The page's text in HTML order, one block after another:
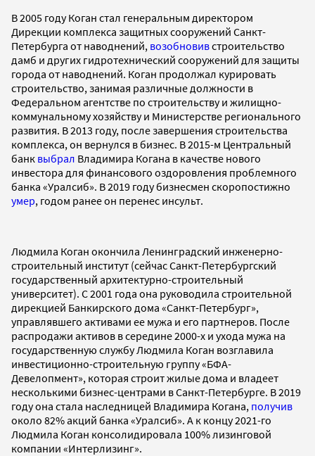
В 2005 году Коган стал генеральным директором
Дирекции комплекса защитных сооружений Санкт-
Петербурга от наводнений, возобновивстроительство
дамб и других гидротехнический сооружений для защиты
города от наводнений. Коган продолжал курировать
строительство, занимая различные должности в
Федеральном агентстве по строительству и жилищно-
коммунальному хозяйству и Министерстве регионального
развития. В 2013 году, после завершения строительства
комплекса, он вернулся в бизнес. В 2015-м Центральный
банк выбрал Владимира Когана в качестве нового
инвестора для финансового оздоровления проблемного
банка «Уралсиб». В 2019 году бизнесмен скоропостижно
умер, годом ранее он перенес инсульт.
Людмила Коган окончила Ленинградский инженерно-
строительный институт (сейчас Санкт-Петербургский
государственный архитектурно-строительный
университет). С 2001 года она руководила строительной
дирекцией Банкирского дома «Санкт-Петербург»,
управлявшего активами ее мужа и его партнеров. После
распродажи активов в середине 2000-х и ухода мужа на
государственную службу Людмила Коган возглавила
инвестиционно-строительную группу «БФА-
Девелопмент», которая строит жилые дома и владеет
несколькими бизнес-центрами в Санкт-Петербурге. В 2019
году она стала наследницей Владимира Когана, получив
около 82% акций банка «Уралсиб». А к концу 2021-го
Людмила Коган консолидировала 100% лизинговой
компании «Интерлизинг».